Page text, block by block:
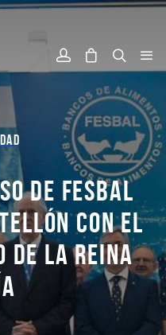
DE FESBAL
CON EL
DE LA REINA